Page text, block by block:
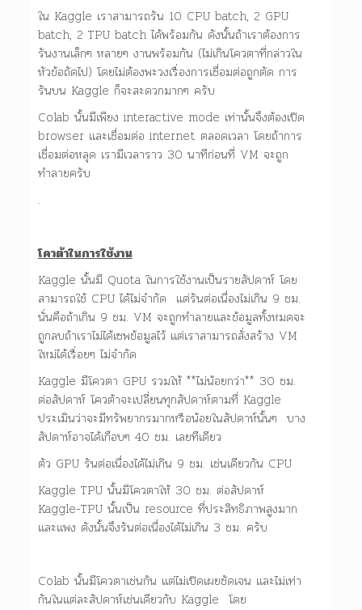
ใน Kaggle เราสามารถรัน 10 CPU batch, 2 GPU
batch, 2 TPU batch ได้พร้อมกัน ดังนั้นถ้าเราต้องการ
รันงานเล็กๆ หลายๆ งานพร้อมกัน (ไม่เกินโควตาที่กล่าวใน
หัวข้อถัดไป) โดยไม่ต้องพะวงเรื่องการเชื่อมต่อถูกตัด การ
รันบน Kaggle ก็จะสะดวกมากๆ ครับ
Colab นั้นมีเพียง interactive mode เท่านั้นจึงต้องเปิด
browser และเชื่อมต่อ internet ตลอดเวลา โดยถ้าการ
เชื่อมต่อหลุด เรามีเวลาราว 30 นาทีก่อนที่ VM จะถูก
ทำลายครับ
.
โควต้าในการใช้งาน
Kaggle นั้นมี Quota ในการใช้งานเป็นรายสัปดาห์ โดย
สามารถใช้ CPU ได้ไม่จำกัด แต่รันต่อเนื่องไม่เกิน 9 ชม.
นั่นคือถ้าเกิน 9 ชม. VM จะถูกทำลายและข้อมูลทั้งหมดจะ
ถูกลบถ้าเราไม่ได้เซพข้อมูลไว้ แต่เราสามารถสั่งสร้าง VM
ใหม่ได้เรื่อยๆ ไม่จำกัด
Kaggle มีโควตา GPU รวมให้ **ไม่น้อยกว่า** 30 ชม.
ต่อสัปดาห์ โควต้าจะเปลี่ยนทุกสัปดาห์ตามที่ Kaggle
ประเมินว่าจะมีทรัพยากรมากหรือน้อยในสัปดาห์นั้นๆ บาง
สัปดาห์อาจได้เกือบๆ 40 ชม. เลยทีเดียว
ตัว GPU รันต่อเนื่องได้ไม่เกิน 9 ชม. เช่นเดียวกัน CPU
Kaggle TPU นั้นมีโควตาให้ 30 ชม. ต่อสัปดาห์
Kaggle-TPU นั้นเป็น resource ที่ประสิทธิภาพสูงมาก
และแพง ดังนั้นจึงรันต่อเนื่องได้ไม่เกิน 3 ชม. ครับ
Colab นั้นมีโควตาเช่นกัน แต่ไม่เปิดเผยชัดเจน และไม่เท่า
กันในแต่ละสัปดาห์เช่นเดียวกับ Kaggle โดย